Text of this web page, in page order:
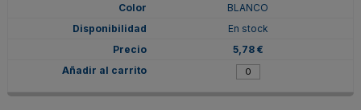
BLANCO
En stock
5,78 €